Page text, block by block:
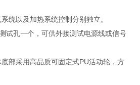
统以及加热系统控制分别独立。
试孔一个，可供外接测试电源线或信号
部采用高品质可固定式PU活动轮，方